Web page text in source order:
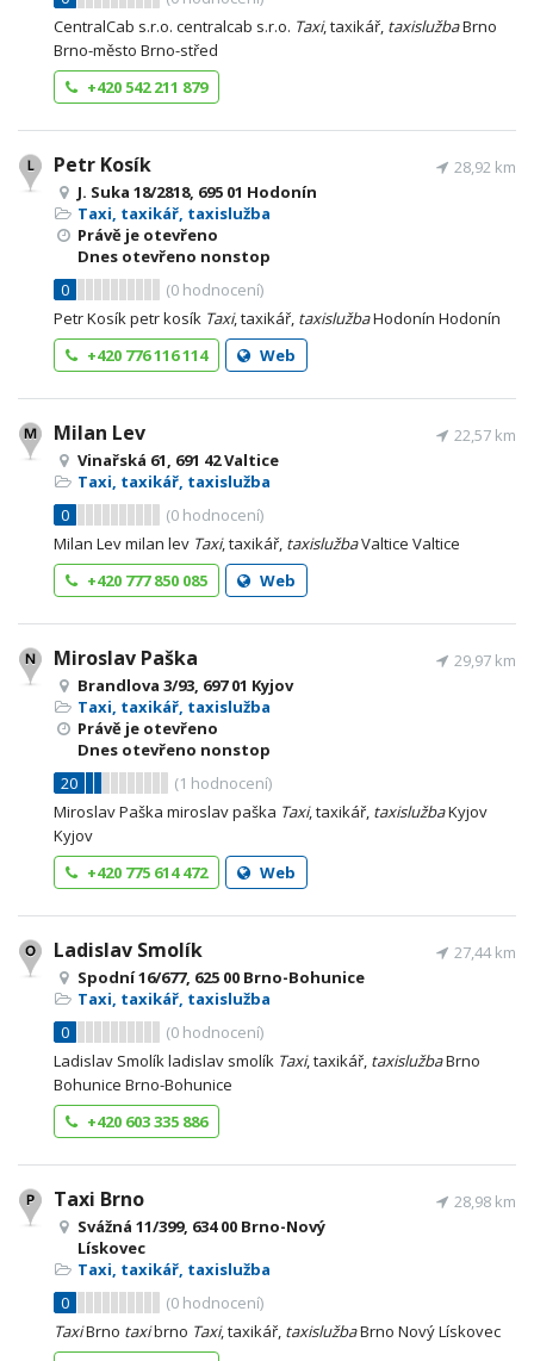
CentralCab s.r.o. centralcab s.r.o. Taxi, taxikář, taxislužbaBrno
Brno-město Brno-střed
+420 542 211 879
Petr Kosík
J. Suka 18/2818, 695 01 Hodonín
Taxi, taxikář, taxislužba
Právě je otevřeno
Dnes otevřeno nonstop
0
(0 hodnocení)
28,92 km
Petr Kosík petr kosík Taxi, taxikář, taxislužbaHodonín Hodonín
+420 776 116 114
Web
Milan Lev
Vinařská 61, 691 42 Valtice
Taxi, taxikář, taxislužba
0
(0 hodnocení)
22,57 km
Milan Lev milan lev Taxi, taxikář, taxislužbaValtice Valtice
+420 777 850 085
Web
Miroslav Paška
Brandlova 3/93, 697 01 Kyjov
Taxi, taxikář, taxislužba
Právě je otevřeno
Dnes otevřeno nonstop
20
(1 hodnocení)
29,97 km
Miroslav Paška miroslav paška Taxi, taxikář, taxislužbaKyjov
Kyjov
+420 775 614 472
Web
Ladislav Smolík
Spodní 16/677, 625 00 Brno-Bohunice
Taxi, taxikář, taxislužba
0
(0 hodnocení)
27,44 km
Ladislav Smolík ladislav smolík Taxi, taxikář, taxislužbaBrno
Bohunice Brno-Bohunice
+420 603 335 886
Taxi Brno
Svážná 11/399, 634 00 Brno-Nový
Lískovec
Taxi, taxikář, taxislužba
0
(0 hodnocení)
28,98 km
TaxiBrno taxibrno Taxi, taxikář, taxislužbaBrno Nový Lískovec